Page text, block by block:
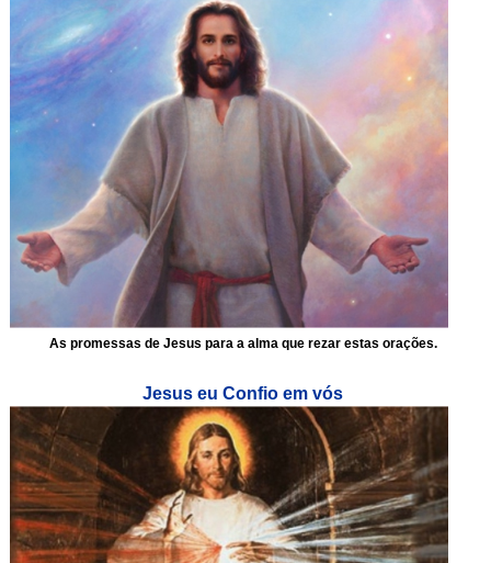
As promessas de Jesus para a alma que rezar estas orações.
Jesus eu Confio em vós